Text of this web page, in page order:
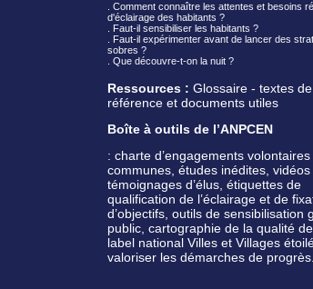
. Comment connaître les attentes et besoins
d'éclairage des habitants ?
. Faut-il sensibiliser les habitants ?
. Faut-il expérimenter avant de lancer des
sobres ?
. Que découvre-t-on la nuit ?
Ressources : Glossaire - textes de
référence et documents utiles
Boîte à outils de l’ANPCEN
: charte d’engagements
communes, études inédites, vidéos
témoignages d’élus, étiquettes de
qualification de l’éclairage et de
d’objectifs, outils de sensibilisation
public, cartographie de la qualité
label national Villes et Villages
valoriser les démarches de progrès.